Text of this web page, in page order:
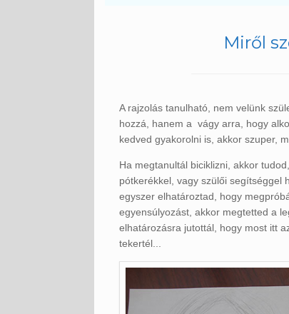
Miről
A rajzolás tanulható, nem velünk
hozzá, hanem a vágy arra, hogy
kedved gyakorolni is, akkor szuper,
Ha megtanultál biciklizni, akkor
pótkerékkel, vagy szülői segítséggel
egyszer elhatároztad, hogy
egyensúlyozást, akkor megtetted a
elhatározásra jutottál, hogy most itt
tekertél...